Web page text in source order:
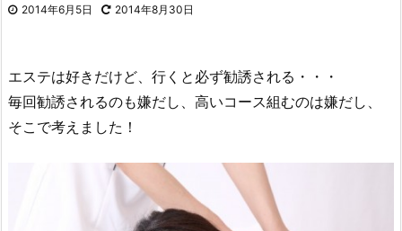
2014年6月5日 2014年8月30日
エステは好きだけど、行くと必ず勧誘される・・・
毎回勧誘されるのも嫌だし、高いコース組むのは嫌だし、
そこで考えました！